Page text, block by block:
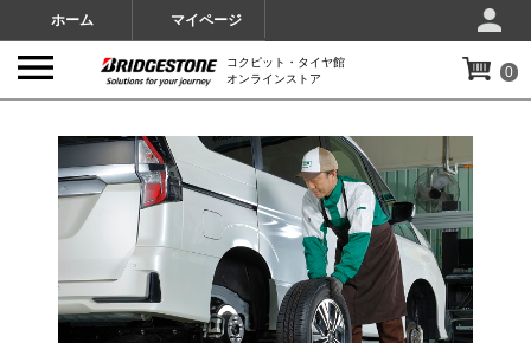
ホーム マイページ
コクピット・タイヤ館
オンラインストア
0